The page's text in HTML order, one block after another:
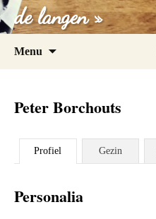
de langen »
Menu
Peter Borchouts
Profiel Gezin
Personalia